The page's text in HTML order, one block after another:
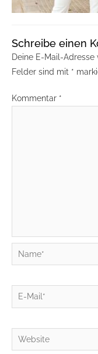
Schreibe einen
Deine E-Mail-
Felder sind mit *
Kommentar *
Name*
E-
Mail*
Website